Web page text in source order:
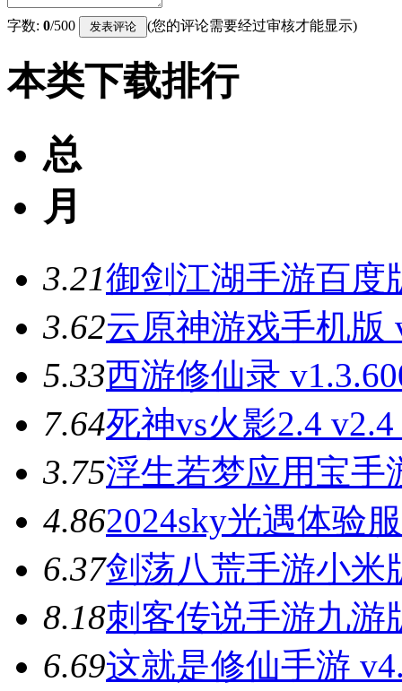
字数: 0/500 (您的评论需要经过审核才能显示)
本类下载排行
总
月
3.21御剑江湖手游百度
3.62云原神游戏手机版
5.33西游修仙录
7.64死神vs火影2.4
3.75浮生若梦应用宝手
4.862024sky光遇体验
6.37剑荡八荒手游小米
8.18刺客传说手游九游
6.69这就是修仙手游